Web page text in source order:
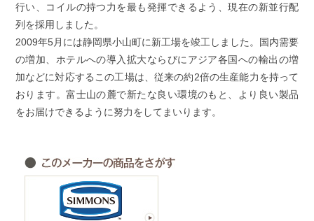
行い、コイルの持つ力を最も発揮できるよう、現在の新並行配
列を採用しました。
2009年5月には静岡県小山町に新工場を竣工しました。国内需要
の増加、ホテルへの導入拡大ならびにアジア各国への輸出の増
加などに対応するこの工場は、従来の約2倍の生産能力を持って
おります。富士山の麓で新たな良い環境のもと、より良い製品
をお届けできるように努力をしてまいります。